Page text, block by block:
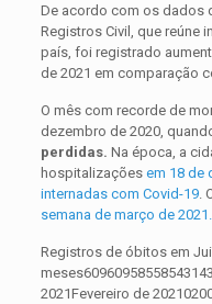
De acordo com os dados
Registros Civil, que reúne
país, foi registrado
de 2021 em comparação
O mês com recorde de
dezembro de 2020,
perdidas. Na época, a
hospitalizações em 18 de
internadas com Covid-19.
semana de março de 2021.
Registros de óbitos em
2021Fevereiro de